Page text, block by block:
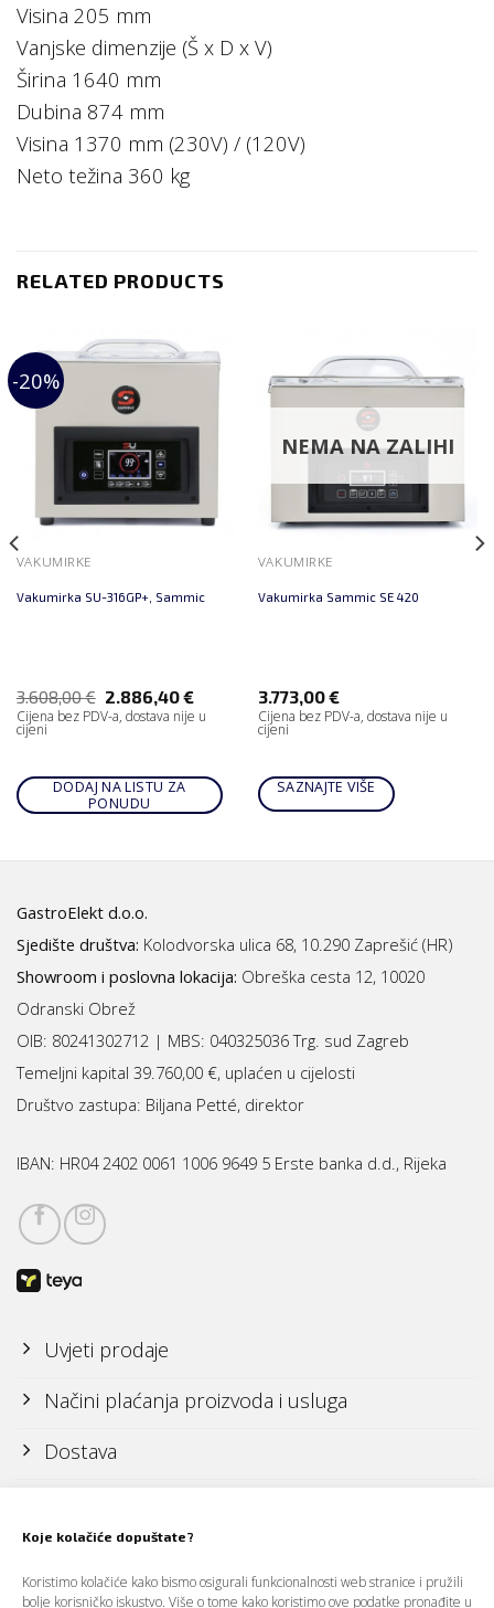
Koje kolačiće dopuštate?
Koristimo kolačiće kako bismo osigurali funkcionalnosti web stranice i pružili
bolje korisničko iskustvo. Više o tome kako koristimo ove podatke pronađite u
Visina 205 mm
Vanjske dimenzije (Š x D x V)
Širina 1640 mm
Dubina 874 mm
Visina 1370 mm (230V) / (120V)
Neto težina 360 kg
RELATED PRODUCTS
-20%
VAKUMIRKE
Vakumirka SU-316GP+, Sammic
3.608,00€ 2.886,40€
Cijena bez PDV-a, dostava nije u
cijeni
DODAJ NA LISTU ZA
PONUDU
NEMA NA ZALIHI
VAKUMIRKE
Vakumirka Sammic SE 420
3.773,00€
Cijena bez PDV-a, dostava nije u
cijeni
SAZNAJTE VIŠE
GastroElekt d.o.o.
Sjedište društva: Kolodvorska ulica 68, 10.290 Zaprešić (HR)
Showroom i poslovna lokacija: Obreška cesta 12, 10020
Odranski Obrež
OIB: 80241302712 | MBS: 040325036 Trg. sud Zagreb
Temeljni kapital 39.760,00 €, uplaćen u cijelosti
Društvo zastupa: Biljana Petté, direktor
IBAN: HR04 2402 0061 1006 9649 5 Erste banka d.d., Rijeka
Uvjeti prodaje
Načini plaćanja proizvoda i usluga
Dostava
Politika zaštite osobnih podataka (GDPR)